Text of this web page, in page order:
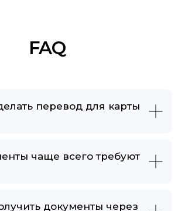
перевод для карты
чаще всего требуют
документы через